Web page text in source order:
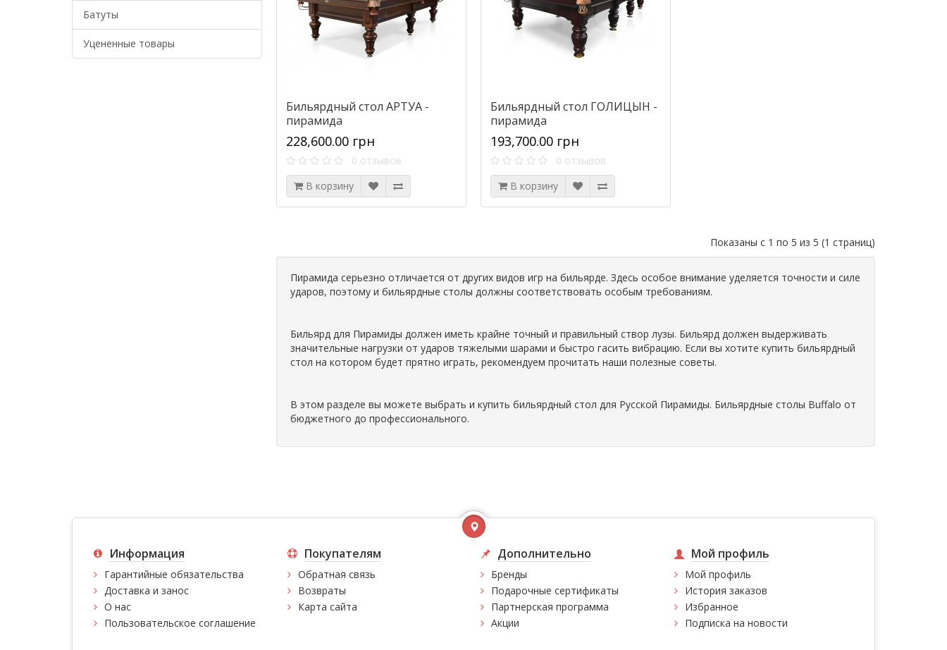
Батуты
Уцененные товары
Бильярдный стол АРТУА -
пирамида
228,600.00 грн
0 отзывов
В корзину
Бильярдный стол ГОЛИЦЫН -
пирамида
193,700.00 грн
0 отзывов
В корзину
Показаны с 1 по 5 из 5 (1 страниц)
Пирамида серьезно отличается от других видов игр на бильярде. Здесь особое внимание уделяется точности и силе
ударов, поэтому и бильярдные столы должны соответствовать особым требованиям.
Бильярд для Пирамиды должен иметь крайне точный и правильный створ лузы. Бильярд должен выдерживать
значительные нагрузки от ударов тяжелыми шарами и быстро гасить вибрацию. Если вы хотите купить бильярдный
стол на котором будет прятно играть, рекомендуем прочитать наши полезные советы.
В этом разделе вы можете выбрать и купить бильярдный стол для Русской Пирамиды. Бильярдные столы Buffalo от
бюджетного до профессионального.
Информация
Гарантийные обязательства
Доставка и занос
О нас
Пользовательское соглашение
Покупателям
Обратная связь
Возвраты
Карта сайта
Дополнительно
Бренды
Подарочные сертификаты
Партнерская программа
Акции
Мой профиль
Мой профиль
История заказов
Избранное
Подписка на новости